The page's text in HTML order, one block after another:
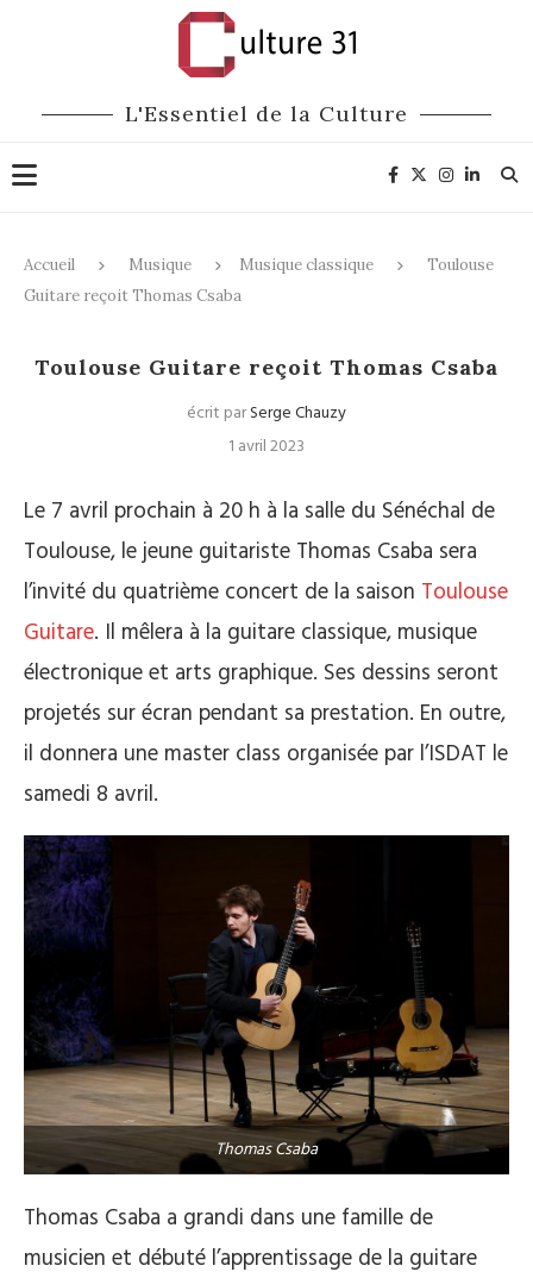
L'Essentiel de la Culture
Accueil Musique Musique classique
Toulouse
Guitare reçoit Thomas Csaba
Toulouse Guitare reçoit Thomas Csaba
écrit parSerge Chauzy
1 avril 2023
Le 7 avril prochain à 20 h à la salle du Sénéchal de
Toulouse, le jeune guitariste Thomas Csaba sera
l’invité du quatrième concert de la saison Toulouse
Guitare. Il mêlera à la guitare classique, musique
électronique et arts graphique. Ses dessins seront
projetés sur écran pendant sa prestation. En outre,
il donnera une master class organisée par l’ISDAT le
samedi 8 avril.
Thomas Csaba
Thomas Csaba a grandi dans une famille de
musicien et débuté l’apprentissage de la guitare